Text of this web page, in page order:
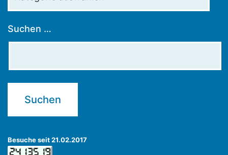
Suchen …
Besuche seit 21.02.2017